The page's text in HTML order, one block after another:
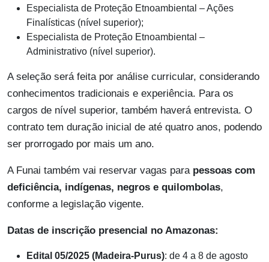
Especialista de Proteção Etnoambiental – Ações
Finalísticas (nível superior);
Especialista de Proteção Etnoambiental –
Administrativo (nível superior).
A seleção será feita por análise curricular, considerando
conhecimentos tradicionais e experiência. Para os
cargos de nível superior, também haverá entrevista. O
contrato tem duração inicial de até quatro anos, podendo
ser prorrogado por mais um ano.
A Funai também vai reservar vagas para pessoas com
deficiência, indígenas, negros e quilombolas,
conforme a legislação vigente.
Datas de inscrição presencial no Amazonas:
Edital 05/2025 (Madeira-Purus): de 4 a 8 de agosto